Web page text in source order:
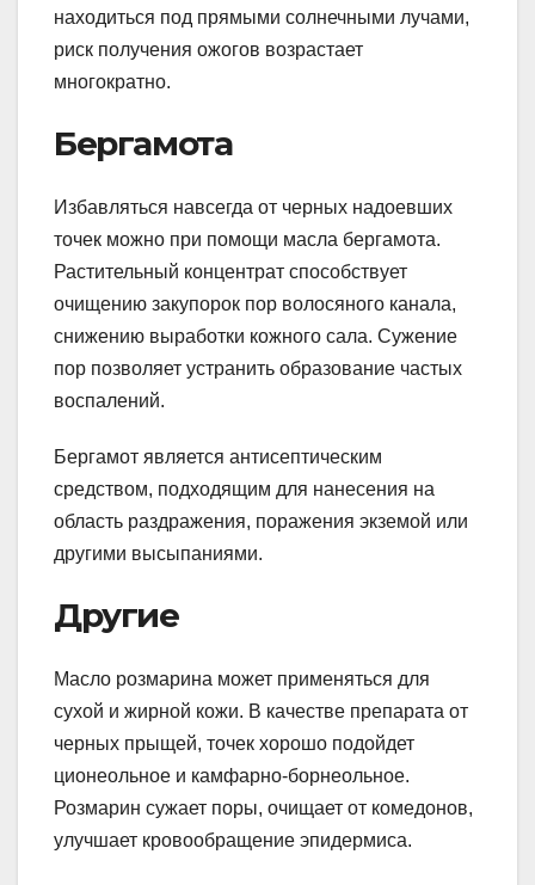
находиться под прямыми солнечными лучами,
риск получения ожогов возрастает
многократно.
Бергамота
Избавляться навсегда от черных надоевших
точек можно при помощи масла бергамота.
Растительный концентрат способствует
очищению закупорок пор волосяного канала,
снижению выработки кожного сала. Сужение
пор позволяет устранить образование частых
воспалений.
Бергамот является антисептическим
средством, подходящим для нанесения на
область раздражения, поражения экземой или
другими высыпаниями.
Другие
Масло розмарина может применяться для
сухой и жирной кожи. В качестве препарата от
черных прыщей, точек хорошо подойдет
ционеольное и камфарно-борнеольное.
Розмарин сужает поры, очищает от комедонов,
улучшает кровообращение эпидермиса.